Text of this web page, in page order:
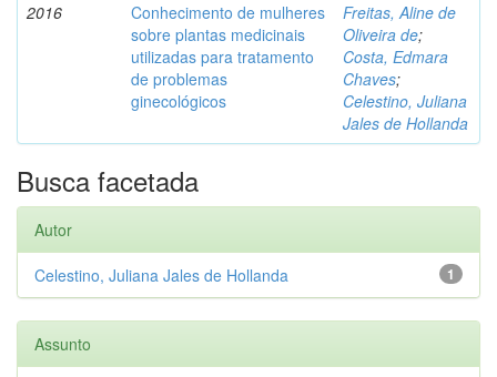
2016
Conhecimento de mulheres
sobre plantas medicinais
utilizadas para tratamento
de problemas
ginecológicos
Freitas, Aline de
Oliveira de;
Costa, Edmara
Chaves;
Celestino, Juliana
Jales de Hollanda
Busca facetada
Autor
1
Celestino, Juliana Jales de Hollanda
Assunto